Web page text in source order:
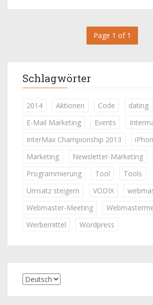
Page 1 of 1
Schlagwörter
2014 Aktionen Code
dating
E-Mail Marketing
Events
InterMax Championship 2013
Marketing
Newsletter-Marketing
Programmierung
Tool
Tools
Umsatz steigern
VODIX
Webmaster-Meeting
Werbemittel
Wordpress